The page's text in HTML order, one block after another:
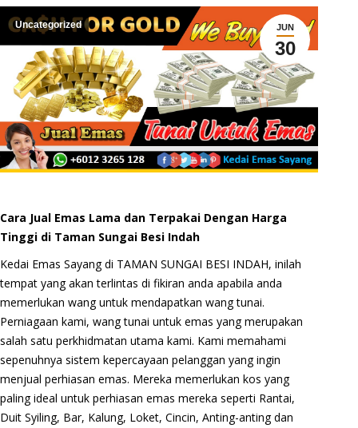
JUN
30
Uncategorized
Cara Jual Emas Lama dan Terpakai Dengan Harga
Tinggi di Taman Sungai Besi Indah
Kedai Emas Sayang di TAMAN SUNGAI BESI INDAH, inilah
tempat yang akan terlintas di fikiran anda apabila anda
memerlukan wang untuk mendapatkan wang tunai.
Perniagaan kami, wang tunai untuk emas yang merupakan
salah satu perkhidmatan utama kami. Kami memahami
sepenuhnya sistem kepercayaan pelanggan yang ingin
menjual perhiasan emas. Mereka memerlukan kos yang
paling ideal untuk perhiasan emas mereka seperti Rantai,
Duit Syiling, Bar, Kalung, Loket, Cincin, Anting-anting dan